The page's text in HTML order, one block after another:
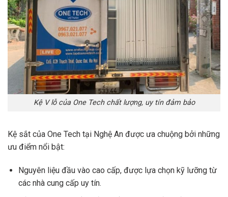
Kệ V lỗ của One Tech chất lượng, uy tín đảm bảo
Kệ sắt của One Tech tại Nghệ An được ưa chuộng bởi những
ưu điểm nổi bật:
Nguyên liệu đầu vào cao cấp, được lựa chọn kỹ lưỡng từ
các nhà cung cấp uy tín.